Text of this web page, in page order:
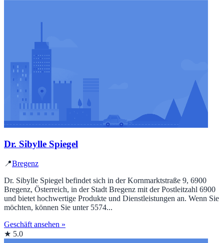
Dr. Sibylle Spiegel
📍Bregenz
Dr. Sibylle Spiegel befindet sich in der Kornmarktstraße 9, 6900
Bregenz, Österreich, in der Stadt Bregenz mit der Postleitzahl 6900
und bietet hochwertige Produkte und Dienstleistungen an. Wenn Sie
möchten, können Sie unter 5574...
Geschäft ansehen »
★ 5.0